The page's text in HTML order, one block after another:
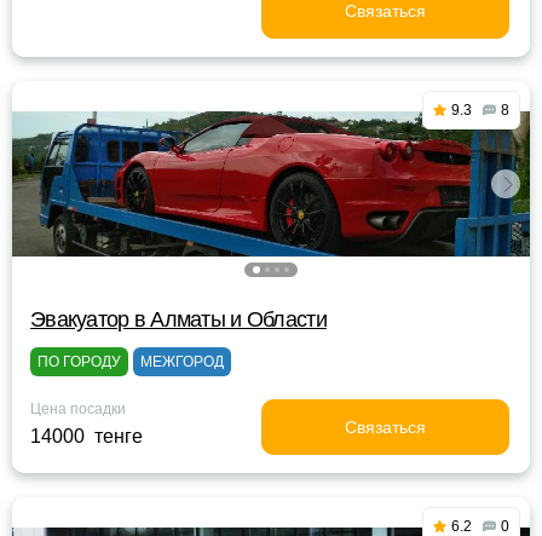
Связаться
9.3 8
Эвакуатор в Алматы и Области
ПО ГОРОДУ МЕЖГОРОД
Цена посадки
14000 тенге Связаться
6.2 0